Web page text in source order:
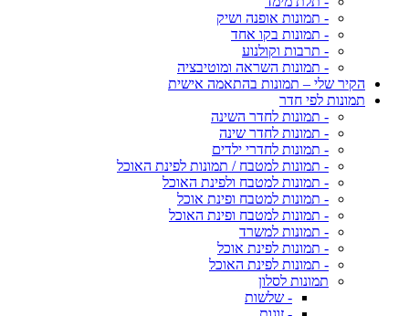
- תמונות אופנה ושיק
- תמונות בקו אחד
- תרבות וקולנוע
- תמונות השראה ומוטיבציה
הקיר שלי – תמונות בהתאמה אישית
תמונות לפי חדר
- תמונות לחדר השינה
- תמונות לחדר שינה
- תמונות לחדרי ילדים
- תמונות למטבח / תמונות לפינת האוכל
- תמונות למטבח ולפינת האוכל
- תמונות למטבח ופינת אוכל
- תמונות למטבח ופינת האוכל
- תמונות למשרד
- תמונות לפינת אוכל
- תמונות לפינת האוכל
תמונות לסלון
- שלשות